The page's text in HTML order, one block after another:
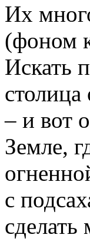
Их
(фоном
Искать
– и вот
Земле,
с
сделать